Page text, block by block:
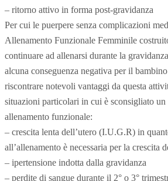
– ritorno attivo in forma post-gravidanza
Per cui le puerpere senza complicazioni
Allenamento Funzionale Femminile
continuare ad allenarsi durante la
alcuna conseguenza negativa per il
riscontrare notevoli vantaggi da questa
situazioni particolari in cui è sconsigliato un
allenamento funzionale:
– crescita lenta dell’utero (I.U.G.R) in
all’allenamento è necessaria per la crescita
– ipertensione indotta dalla gravidanza
– perdite di sangue durante il 2° o 3°